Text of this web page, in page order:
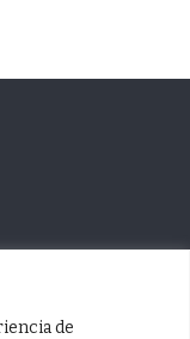
de